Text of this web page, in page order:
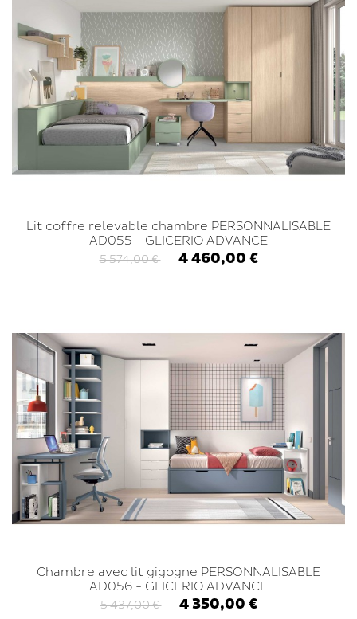
Lit coffre relevable chambre PERSONNALISABLE
AD055 - GLICERIO ADVANCE
5 574,00 € 4 460,00 €
Chambre avec lit gigogne PERSONNALISABLE
AD056 - GLICERIO ADVANCE
5 437,00 € 4 350,00 €